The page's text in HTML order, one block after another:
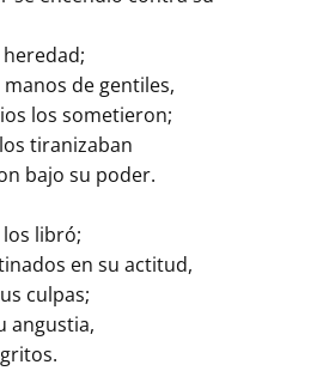
de gentiles,
los sometieron;
tiranizaban
bajo su poder.
los libró;
en su actitud,
culpas;
angustia,